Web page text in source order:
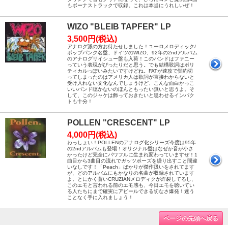
もボーナストラックで収録。これは本当にうれしいぜ！
WIZO "BLEIB TAPFER" LP
3,500円(税込)
アナログ派の方お待たせしました！ユーロメロディック/
ポップパンク名盤、ドイツのWIZO、92年の2ndアルバム
のアナログリイシュー盤も入荷！このバンドはファニー
っていう表現がぴったりだと思う。でも結構歌詞はポリ
ティカルっぽいみたいですけどね。FATが速攻で契約切
ってしまったのはアメリカ人は歌詞が直接わからないと
受け入れない文化なんでしょうけど、こんな面白かっこ
いいバンド聴かないのほんともったい無いと思うよ。そ
して、このジャケは飾っておきたいと思わせるインパク
トも十分！
POLLEN "CRESCENT" LP
4,000円(税込)
わっしょい！POLLENのアナログ化シリーズ今度は95年
の2ndアルバムも登場！オリジナル盤はなぜか音が小さ
かったけど完全にパワフルに生まれ変わっていますぜ！1
曲目から3曲目の流れでガッツポーズを繰り出すこと間違
いなしです！「Peach」ばかりが傑作扱いをされてます
が、どのアルバムにもかなりの名曲が収録されています
よ。とにかく蒼いCRUZIANメロディクが炸裂してるし、
このエモと言われる前のエモ感も、今日エモを聴いてい
る人たちにまで確実にアピールできる切なさ爆発！迷う
ことなく手に入れましょう！
ページの先頭へ戻る